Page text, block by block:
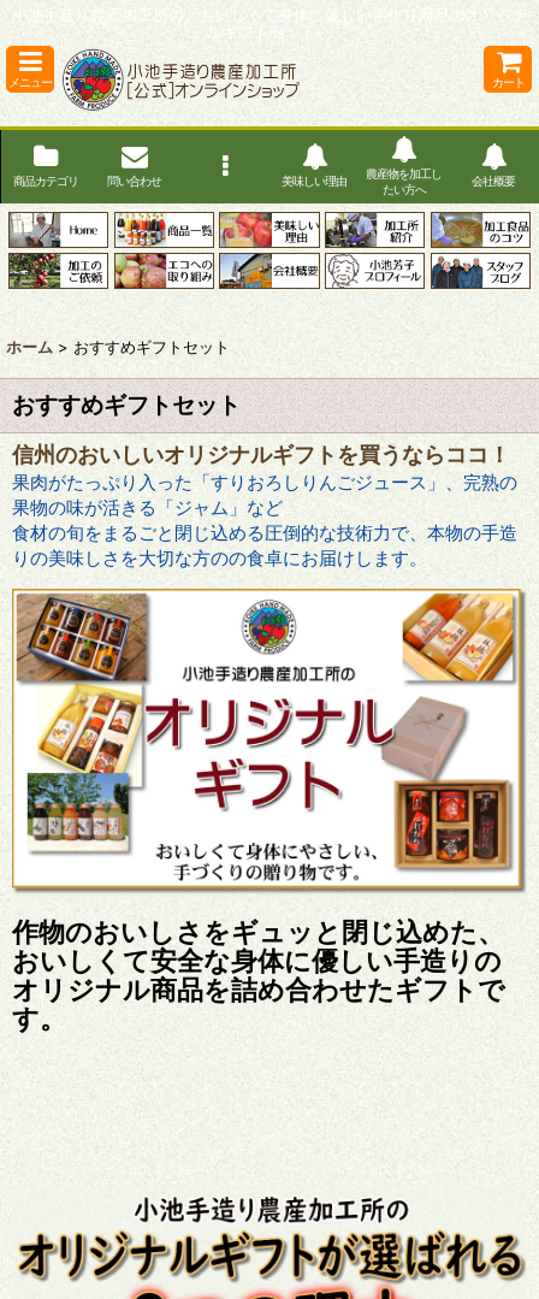
小池手造り農産加工所の、おいしくて身体に優しい手作り商品のオリジナ
ルギフトセット。
メニュー カート
商品カテゴリ 問い合わせ 美味しい理由
農産物を加工し
たい方へ
会社概要
ホーム > おすすめギフトセット
おすすめギフトセット
信州のおいしいオリジナルギフトを買うならココ！
果肉がたっぷり入った「すりおろしりんごジュース」、完熟の
果物の味が活きる「ジャム」など
食材の旬をまるごと閉じ込める圧倒的な技術力で、本物の手造
りの美味しさを大切な方のの食卓にお届けします。
作物のおいしさをギュッと閉じ込めた、
おいしくて安全な身体に優しい手造りの
オリジナル商品を詰め合わせたギフトで
す。